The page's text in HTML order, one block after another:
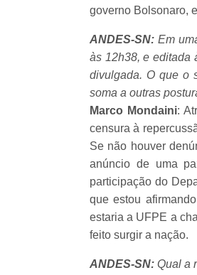
governo Bolsonaro,
ANDES-SN: Em
às 12h38, e editada
divulgada. O que o
soma a outras
Marco Mondaini:
censura à
Se não houver
anúncio de uma
participação do
que estou
estaria a UFPE a
feito surgir a nação.
ANDES-SN: Qual a